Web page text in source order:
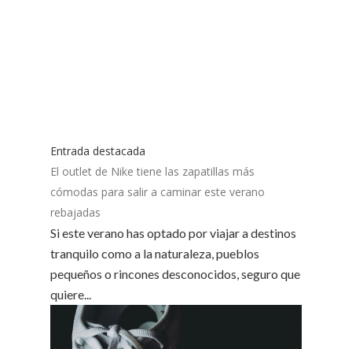
Entrada destacada
El outlet de Nike tiene las zapatillas más
cómodas para salir a caminar este verano
rebajadas
Si este verano has optado por viajar a destinos
tranquilo como a la naturaleza, pueblos
pequeños o rincones desconocidos, seguro que
quiere...